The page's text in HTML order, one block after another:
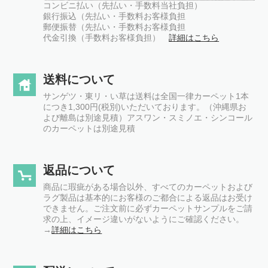
コンビニ払い（先払い・手数料当社負担）
銀行振込（先払い・手数料お客様負担
郵便振替（先払い・手数料お客様負担
代金引換（手数料お客様負担）詳細はこちら
送料について
サンゲツ・東リ・い草は送料は全国一律カーペット1本
につき1,300円(税別)いただいております。（沖縄県お
よび離島は別途見積）アスワン・スミノエ・シンコール
のカーペットは別途見積
返品について
商品に瑕疵がある場合以外、すべてのカーペットおよび
ラグ製品は基本的にお客様のご都合による返品はお受け
できません。ご注文前に必ずカーペットサンプルをご請
求の上、イメージ違いがないようにご確認ください。
→詳細はこちら